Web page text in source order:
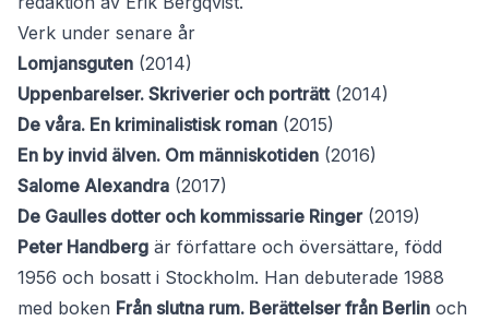
Verk under senare år
Lomjansguten (2014)
Uppenbarelser. Skriverier och porträtt(2014)
De våra. En kriminalistisk roman (2015)
En by invid älven. Om människotiden (2016)
Salome Alexandra (2017)
De Gaulles dotter och kommissarie Ringer(2019)
Peter Handberg är författare och översättare, född
1956 och bosatt i Stockholm. Han debuterade 1988
med boken Från slutna rum. Berättelser från Berlin och